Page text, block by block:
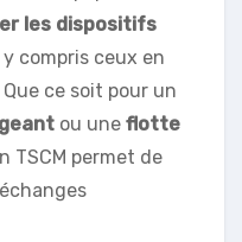
les dispositifs
y compris ceux en
ce soit pour un
ou une flotte
TSCM permet de